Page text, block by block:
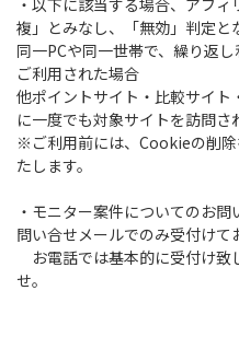
・以下に該当する場合、アフ
複」とみなし、「無効」判定と
同一PCや同一世帯で、繰り返
ご利用された場合
他ポイントサイト・比較サイ
に一度でも対象サイトを訪問さ
※ご利用前には、Cookieの削
たします。
・モニター案件についてのお
問い合せメールでのみ受付けて
お電話では基本的に受付け致
せ。